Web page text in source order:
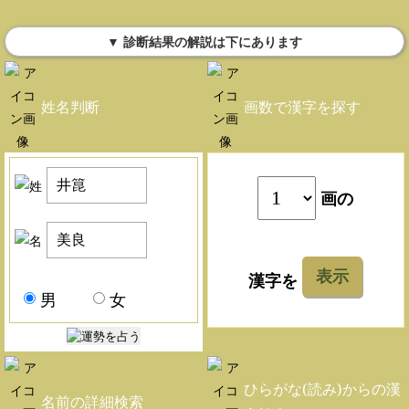
▼ 診断結果の解説は下にあります
姓名判断
男 女
画数で漢字を探す
画の
漢字を 表示
名前の詳細検索
ひらがな(読み)からの漢